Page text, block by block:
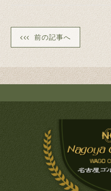
前の記事へ